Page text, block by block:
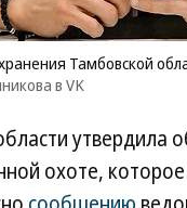
Тамбовской
в VK
утвердила
охоте,